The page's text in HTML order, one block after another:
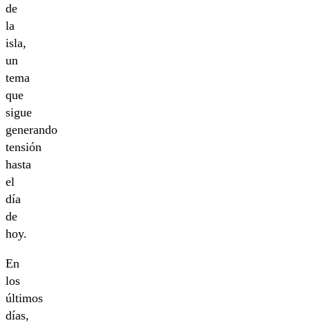
de
la
isla,
un
tema
que
sigue
generando
tensión
hasta
el
día
de
hoy.
En
los
últimos
días,